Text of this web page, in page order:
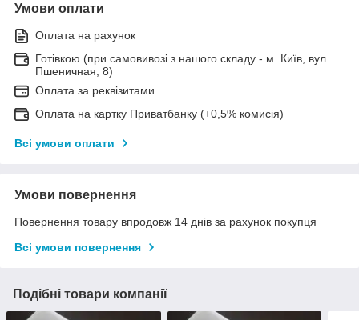
Умови оплати
Оплата на рахунок
Готівкою (при самовивозі з нашого складу - м. Київ, вул.
Пшеничная, 8)
Оплата за реквізитами
Оплата на картку Приватбанку (+0,5% комисія)
Всі умови оплати
Умови повернення
Повернення товару впродовж 14 днів за рахунок покупця
Всі умови повернення
Подібні товари компанії